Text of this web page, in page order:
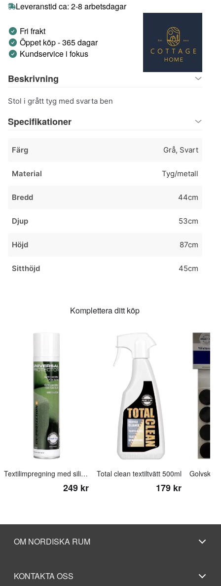
Leveranstid ca: 2-8 arbetsdagar
Fri frakt
Öppet köp - 365 dagar
Kundservice i fokus
Beskrivning
Stol i grått tyg med svarta ben
Specifikationer
Färg Grå, Svart
Material Tyg/metall
Bredd 44cm
Djup 53cm
Höjd 87cm
Sitthöjd 45cm
Komplettera ditt köp
Textilimpregning med silikon
249 kr
Total clean textiltvätt 500ml
179 kr
OM NORDISKA RUM
KONTAKTA OSS